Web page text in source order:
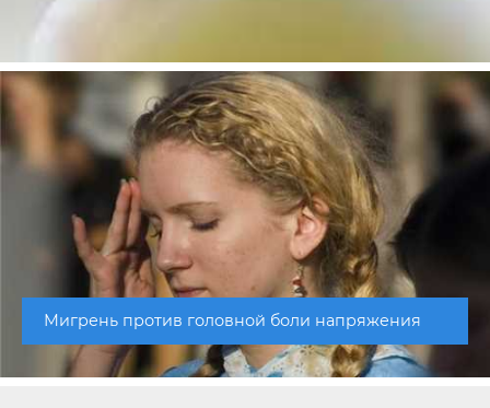
Мигрень против головной боли напряжения